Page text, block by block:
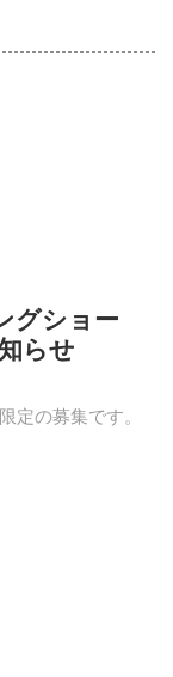
グショー
らせ
定の募集です。